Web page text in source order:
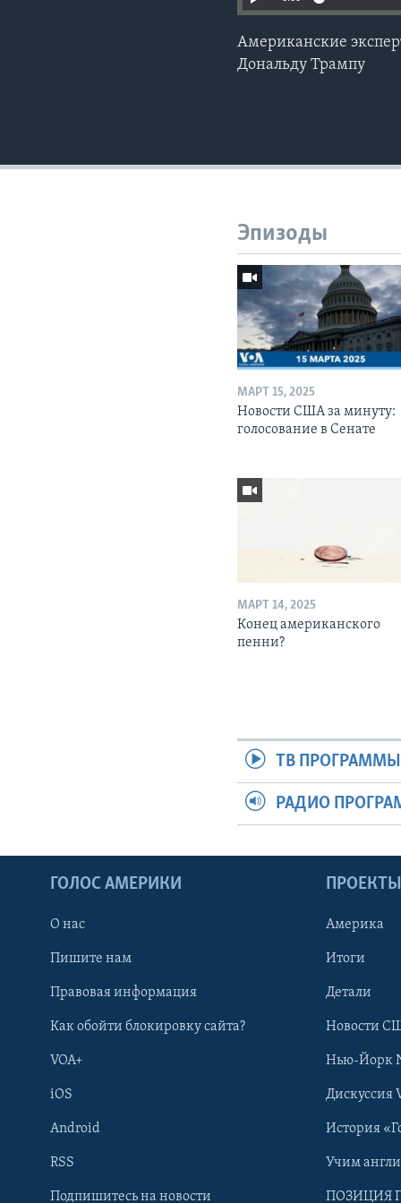
Learning English
Американские
Дональду Трампу
Эпизоды
МАРТ 15, 2025
Новости США за минуту:
голосование в Сенате
МАРТ 14, 2025
Конец американского
пенни?
ТВ ПРОГРАММЫ
РАДИО
ГОЛОС АМЕРИКИ
О нас
Пишите нам
Правовая информация
Как обойти блокировку сайта?
VOA+
iOS
Android
RSS
Подпишитесь на новости
ПРОЕКТЫ
Америка
Итоги
Детали
Новости
Нью-Йорк
Дискуссия
История
Учим
ПОЗИЦИЯ